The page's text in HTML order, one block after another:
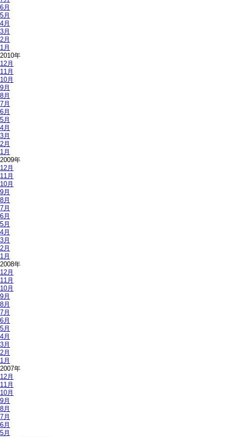
6月
5月
4月
3月
2月
1月
2010年
12月
11月
10月
9月
8月
7月
6月
5月
4月
3月
2月
1月
2009年
12月
11月
10月
9月
8月
7月
6月
5月
4月
3月
2月
1月
2008年
12月
11月
10月
9月
8月
7月
6月
5月
4月
3月
2月
1月
2007年
12月
11月
10月
9月
8月
7月
6月
5月